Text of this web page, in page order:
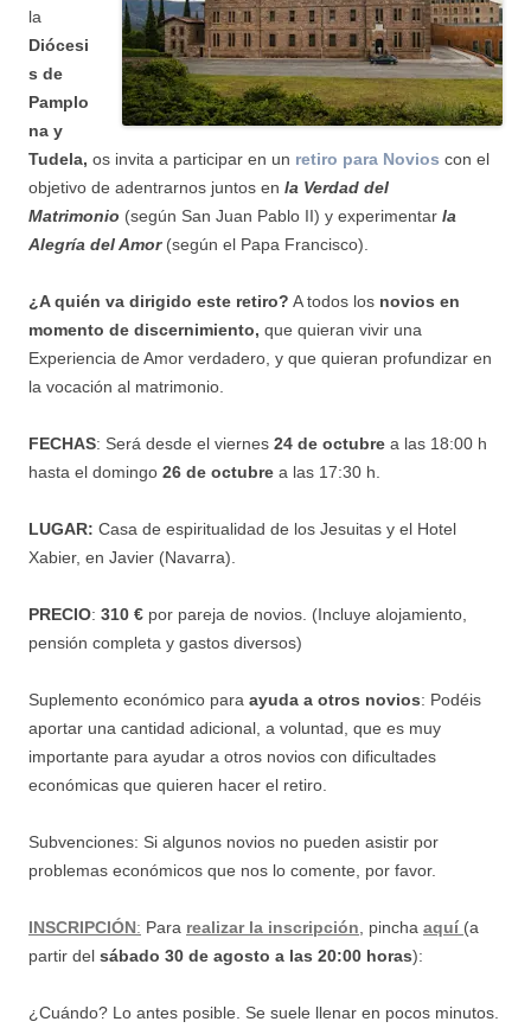
la
Diócesi
s de
Pamplo
na y
Tudela, os invita a participar en un retiro para Novios con el
objetivo de adentrarnos juntos en la Verdad del
Matrimonio (según San Juan Pablo II) y experimentar la
Alegría del Amor(según el Papa Francisco).
¿A quién va dirigido este retiro? A todos los novios en
momento de discernimiento, que quieran vivir una
Experiencia de Amor verdadero, y que quieran profundizar en
la vocación al matrimonio.
FECHAS: Será desde el viernes 24 de octubre a las 18:00 h
hasta el domingo 26 de octubre a las 17:30 h.
LUGAR: Casa de espiritualidad de los Jesuitas y el Hotel
Xabier, en Javier (Navarra).
PRECIO: 310 € por pareja de novios. (Incluye alojamiento,
pensión completa y gastos diversos)
Suplemento económico para ayuda a otros novios: Podéis
aportar una cantidad adicional, a voluntad, que es muy
importante para ayudar a otros novios con dificultades
económicas que quieren hacer el retiro.
Subvenciones: Si algunos novios no pueden asistir por
problemas económicos que nos lo comente, por favor.
INSCRIPCIÓN: Para realizar la inscripción , pincha aquí (a
partir del sábado 30 de agosto a las 20:00 horas):
¿Cuándo? Lo antes posible. Se suele llenar en pocos minutos.